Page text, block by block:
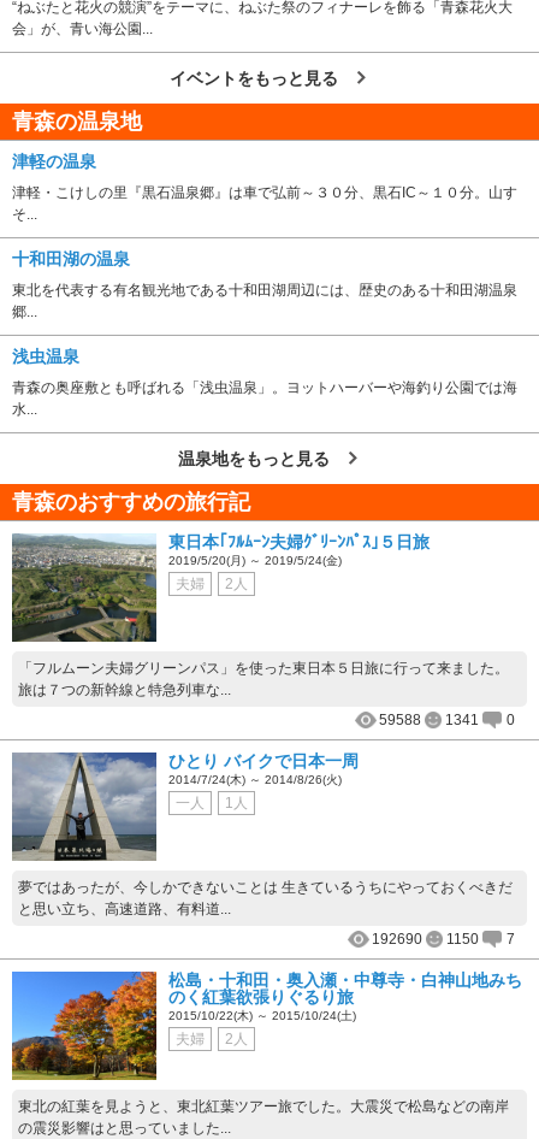
“ねぶたと花火の競演”をテーマに、ねぶた祭のフィナーレを飾る「青森花火大
会」が、青い海公園...
イベントをもっと見る
青森の温泉地
津軽の温泉
津軽・こけしの里『黒石温泉郷』は車で弘前～３０分、黒石IC～１０分。山す
そ...
十和田湖の温泉
東北を代表する有名観光地である十和田湖周辺には、歴史のある十和田湖温泉
郷...
浅虫温泉
青森の奥座敷とも呼ばれる「浅虫温泉」。ヨットハーバーや海釣り公園では海
水...
温泉地をもっと見る
青森のおすすめの旅行記
東日本｢ﾌﾙﾑｰﾝ夫婦ｸﾞﾘｰﾝﾊﾟｽ｣５日旅
2019/5/20(月) ～ 2019/5/24(金)
夫婦 2人
「フルムーン夫婦グリーンパス」を使った東日本５日旅に行って来ました。
旅は７つの新幹線と特急列車な...
59588
1341 0
ひとり バイクで日本一周
2014/7/24(木) ～ 2014/8/26(火)
一人 1人
夢ではあったが、今しかできないことは 生きているうちにやっておくべきだ
と思い立ち、高速道路、有料道...
192690
1150 7
松島・十和田・奥入瀬・中尊寺・白神山地みち
のく紅葉欲張りぐるり旅
2015/10/22(木) ～ 2015/10/24(土)
夫婦 2人
東北の紅葉を見ようと、東北紅葉ツアー旅でした。大震災で松島などの南岸
の震災影響はと思っていました...